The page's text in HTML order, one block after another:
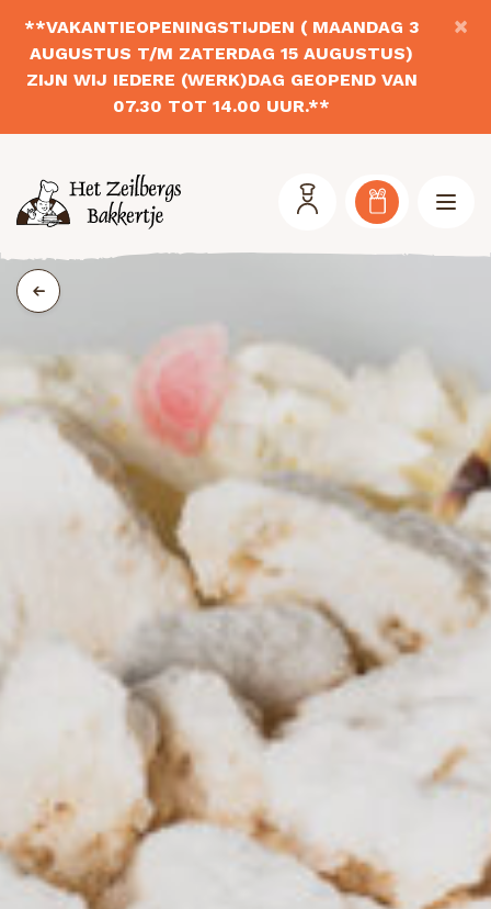
×
**VAKANTIEOPENINGSTIJDEN ( MAANDAG 3
AUGUSTUS T/M ZATERDAG 15 AUGUSTUS)
ZIJN WIJ IEDERE (WERK)DAG GEOPEND VAN
07.30 TOT 14.00 UUR.**